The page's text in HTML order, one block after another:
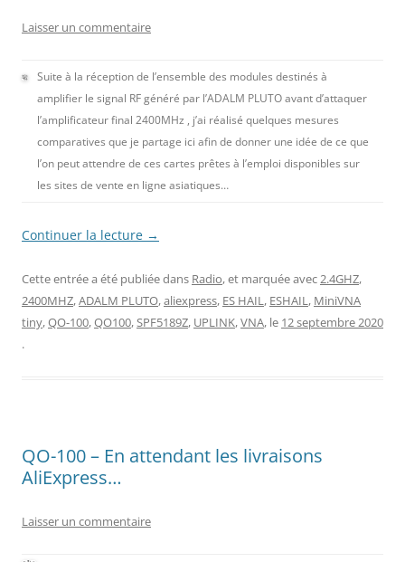
Laisser un commentaire
Suite à la réception de l’ensemble des modules destinés à
amplifier le signal RF généré par l’ADALM PLUTO avant d’attaquer
l’amplificateur final 2400MHz , j’ai réalisé quelques mesures
comparatives que je partage ici afin de donner une idée de ce que
l’on peut attendre de ces cartes prêtes à l’emploi disponibles sur
les sites de vente en ligne asiatiques…
Continuer la lecture →
Cette entrée a été publiée dans Radio, et marquée avec2.4GHZ,
2400MHZ,ADALM PLUTO,aliexpress, ES HAIL, ESHAIL, MiniVNA
tiny,QO-100,QO100,SPF5189Z, UPLINK,VNA, le 12 septembre 2020
.
QO-100 – En attendant les livraisons
AliExpress…
Laisser un commentaire